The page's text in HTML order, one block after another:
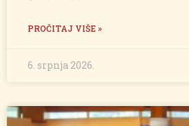
PROČITAJ VIŠE »
6. srpnja 2026.